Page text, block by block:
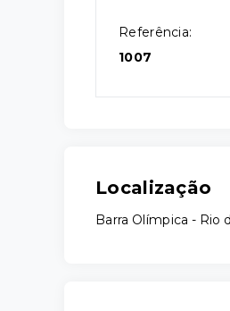
Referência:
1007
Localização
Barra Olímpica - Rio